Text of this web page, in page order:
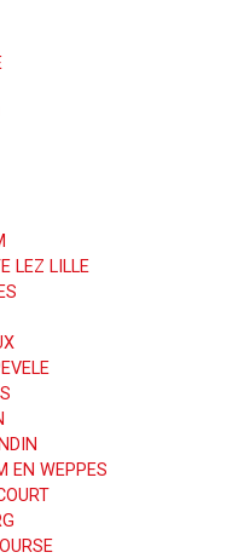
LEZ LILLE
EN WEPPES